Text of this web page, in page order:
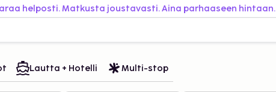
helposti. Matkusta joustavasti. Aina parhaaseen hintaan.
Lautta + Hotelli Multi-stop